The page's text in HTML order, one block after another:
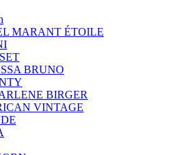
MARANT ÉTOILE
BRUNO
BIRGER
VINTAGE